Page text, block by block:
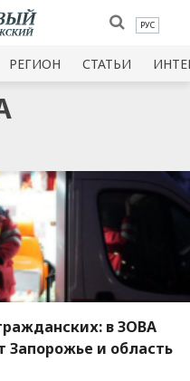
РУС
РЕГИОН СТАТЬИ
в ЗОВА
и область